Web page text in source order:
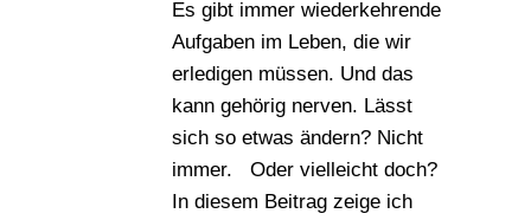
Es gibt immer wiederkehrende
Aufgaben im Leben, die wir
erledigen müssen. Und das
kann gehörig nerven. Lässt
sich so etwas ändern? Nicht
immer. Oder vielleicht doch?
In diesem Beitrag zeige ich